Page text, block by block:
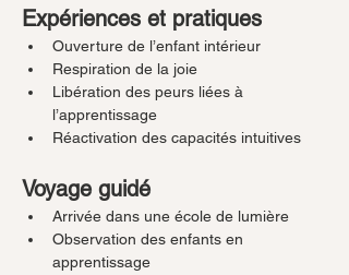
Expériences et pratiques
Ouverture de l’enfant intérieur
Respiration de la joie
Libération des peurs liées à
l’apprentissage
Réactivation des capacités intuitives
Voyage guidé
Arrivée dans une école de lumière
Observation des enfants en
apprentissage